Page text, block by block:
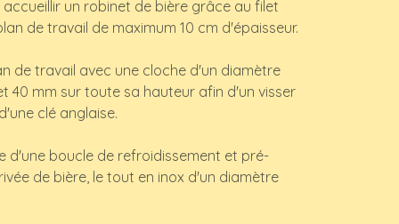
un robinet de bière grâce au filet
de travail de maximum 10 cm d'épaisseur.
de travail avec une cloche d'un diamètre
40 mm sur toute sa hauteur afin d'un visser
clé anglaise.
d'une boucle de refroidissement et pré-
de bière, le tout en inox d'un diamètre